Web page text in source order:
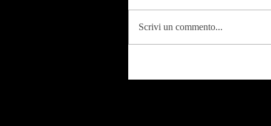
Scrivi un commento...